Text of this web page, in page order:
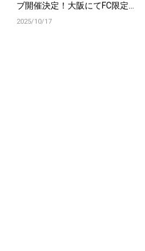
ブ開催決定！大阪にてFC限定ツ
アー＆イベントの開催も決定！
2025/10/17